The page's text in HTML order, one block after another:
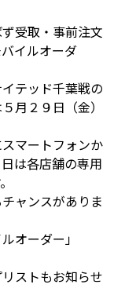
受取・事前注文
イルオーダ
テッド千葉戦の
月２９日（金）
マートフォンか
は各店舗の専用
ャンスがありま
オーダー」
ストもお知らせ